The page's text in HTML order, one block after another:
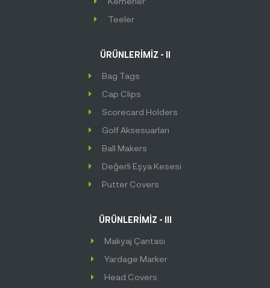
Teeler
ÜRÜNLERİMİZ - II
Bag Tags
Cap Clips
Scorecard Holders
Golf Aksesuarları
Ball Makers
Değerli Eşya Kesesi
Putter Covers
ÜRÜNLERİMİZ - III
Makyaj Çantası
Yardage Marker
Head Covers